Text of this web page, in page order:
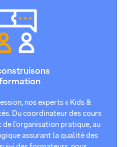
nos experts « Kids &
Du coordinateur des cours
l’organisation pratique, au
assurant la qualité des